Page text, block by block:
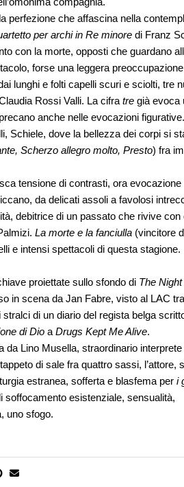
perfezione che affascina nella
per archi in Re minore di Franz
con la morte, opposti che guardano
forse una leggera
lunghi e folti capelli scuri e sciolti, tre
Rossi Valli. La cifra tre già evoca
anche nelle evocazioni
Schiele, dove la bellezza dei corpi si
Scherzo allegro molto, Presto) fra
tensione di contrasti, ora evocazione
da delicati assoli a favolosi
debitrice di un passato che rivive con
La morte e la fanciulla (vincitore
e intensi spettacoli di questa stagione.
proiettate sullo sfondo di The
in scena da Jan Fabre, visto al LAC
di un diario del regista belga
di Dio a Drugs Kept Me Alive.
Lino Musella, straordinario
di sale fra quattro sassi, l’attore,
estranea, sofferta e blasfema per i
soffocamento esistenziale, sensualità,
uno sfogo.